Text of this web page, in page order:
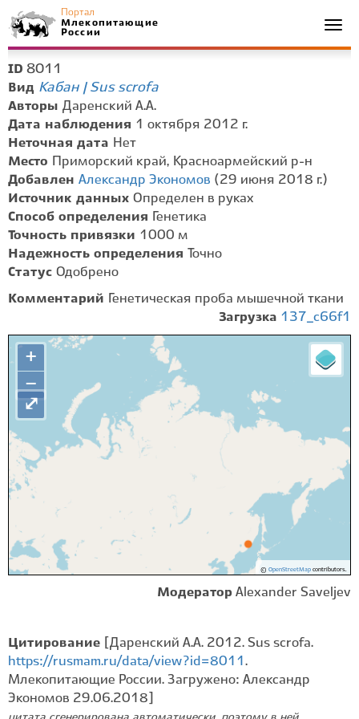
Портал
Млекопитающие
России
ID 8011
Вид Кабан | Sus scrofa
Авторы Даренский А.А.
Дата наблюдения 1 октября 2012 г.
Неточная дата Нет
Место
Приморский край, Красноармейский р-н
Добавлен Александр Экономов (29 июня 2018 г.)
Источник данных Определен в руках
Способ определения
Генетика
Точность привязки 1000 м
Надежность определения
Точно
Статус Одобрено
Комментарий
Генетическая проба мышечной ткани
Загрузка 137_c66f1
+
−
© OpenStreetMapcontributors.
⤢
Модератор Alexander Saveljev
Цитирование
[Даренский А.А. 2012. Sus scrofa.
https://rusmam.ru/data/view?id=8011 .
Млекопитающие России. Загружено: Александр
Экономов 29.06.2018]